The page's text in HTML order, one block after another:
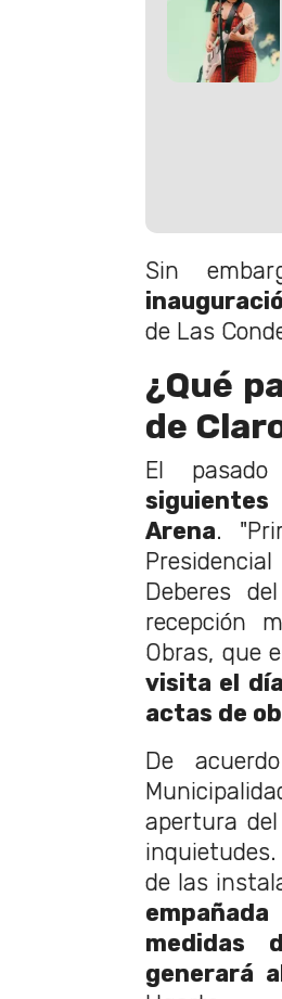
Sin
de Las
¿Qué
de
El
Arena.
Deberes
recepción
Obras, que
visita el
actas de
De
apertura del
de las
medidas
generará